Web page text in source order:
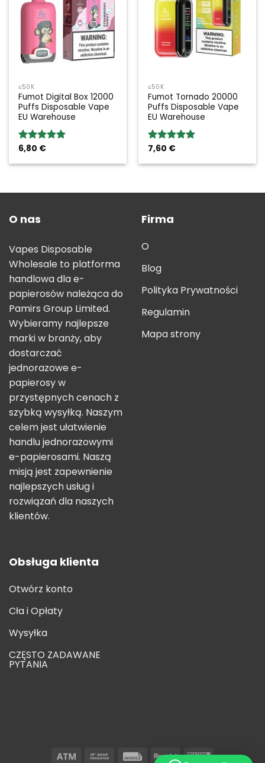
≤50K
Fumot Digital Box 12000
Puffs Disposable Vape
EU Warehouse
Rated5.00
6,80 €
≤50K
Fumot Tornado 20000
Puffs Disposable Vape
EU Warehouse
Rated5.00
7,60 €
O nas
Vapes Disposable
Wholesale to platforma
handlowa dla e-
papierosów należąca do
Pamirs Group Limited.
Wybieramy najlepsze
marki w branży, aby
dostarczać
jednorazowe e-
papierosy w
przystępnych cenach z
szybką wysyłką. Naszym
celem jest ułatwienie
handlu jednorazowymi
e-papierosami. Naszą
misją jest zapewnienie
najlepszych usług i
rozwiązań dla naszych
klientów.
Firma
O
Blog
Polityka Prywatności
Regulamin
Mapa strony
Obsługa klienta
Otwórz konto
Cła i Opłaty
Wysyłka
CZĘSTO ZADAWANE
PYTANIA